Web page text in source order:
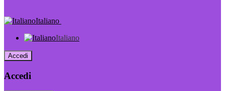
Italiano
Italiano
Accedi
Accedi